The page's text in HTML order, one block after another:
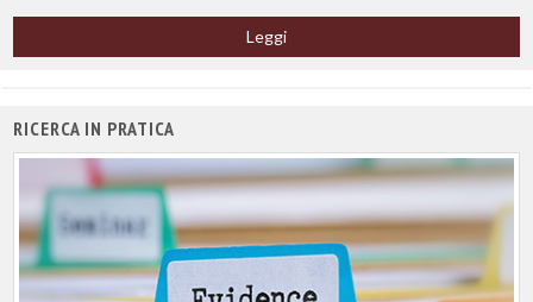
Leggi
RICERCA IN PRATICA